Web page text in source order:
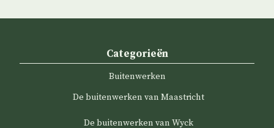
Categorieën
Buitenwerken
De buitenwerken van Maastricht
De buitenwerken van Wyck